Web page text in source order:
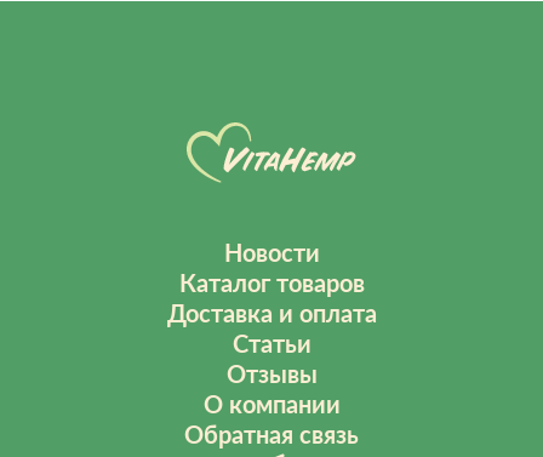
Новости
Каталог товаров
Доставка и оплата
Статьи
Отзывы
О компании
Обратная связь